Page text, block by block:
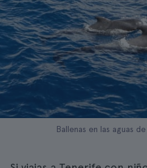
Ballenas en las aguas